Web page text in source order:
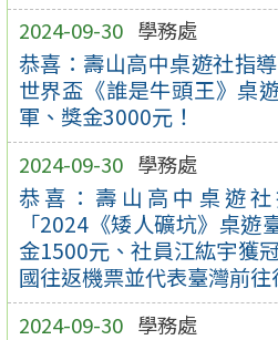
2024-09-30 學務處
恭喜：壽山高中桌遊社指
世界盃《誰是牛頭王》桌
軍、獎金3000元！
2024-09-30 學務處
恭喜：壽山高中桌遊
「2024《矮人礦坑》桌遊
金1500元、社員江紘宇獲
國往返機票並代表臺灣前往
2024-09-30 學務處